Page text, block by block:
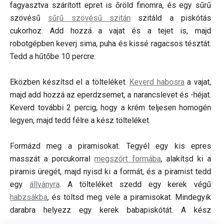
fagyasztva szárított epret is őröld finomra, és egy sűrű
szövésű sűrű szövésű szitán szitáld a piskótás
cukorhoz. Add hozzá a vajat és a tejet is, majd
robotgépben keverj sima, puha és kissé ragacsos tésztát.
Tedd a hűtőbe 10 percre.
Eközben készítsd el a tölteléket. Keverd habosraa vajat,
majd add hozzá az eperdzsemet, a narancslevet és -héjat.
Keverd további 2 percig, hogy a krém teljesen homogén
legyen, majd tedd félre a kész tölteléket.
Formázd meg a piramisokat. Tegyél egy kis epres
masszát a porcukorralmegszórt formába, alakítsd ki a
piramis üregét, majd nyisd ki a formát, és a piramist tedd
egy állványra. A tölteléket szedd egy kerek végű
habzsákba, és töltsd meg vele a piramisokat. Mindegyik
darabra helyezz egy kerek babapiskótát. A kész